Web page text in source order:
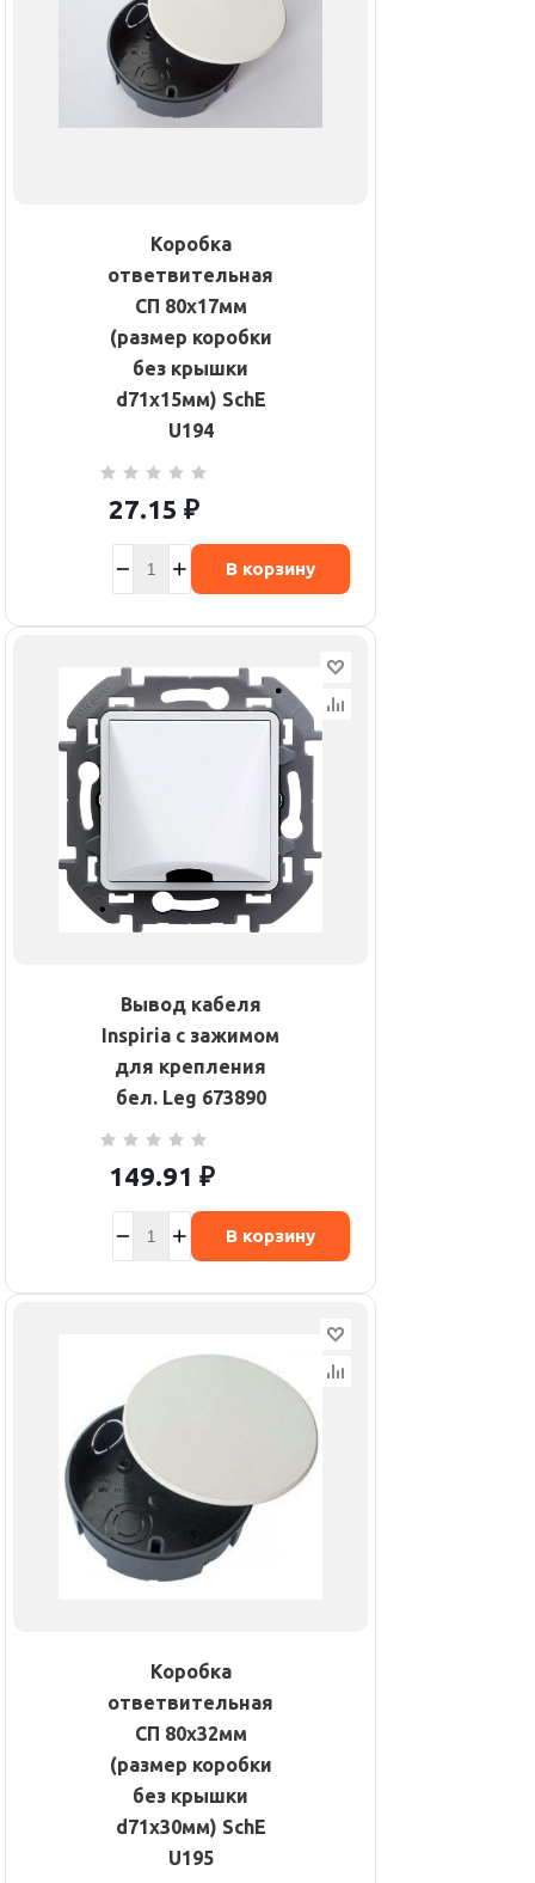
Коробка
ответвительная
СП 80х17мм
(размер коробки
без крышки
d71х15мм) SchE
U194
27.15 ₽
В корзину
Вывод кабеля
Inspiria с зажимом
для крепления
бел. Leg 673890
149.91 ₽
В корзину
Коробка
ответвительная
СП 80х32мм
(размер коробки
без крышки
d71х30мм) SchE
U195